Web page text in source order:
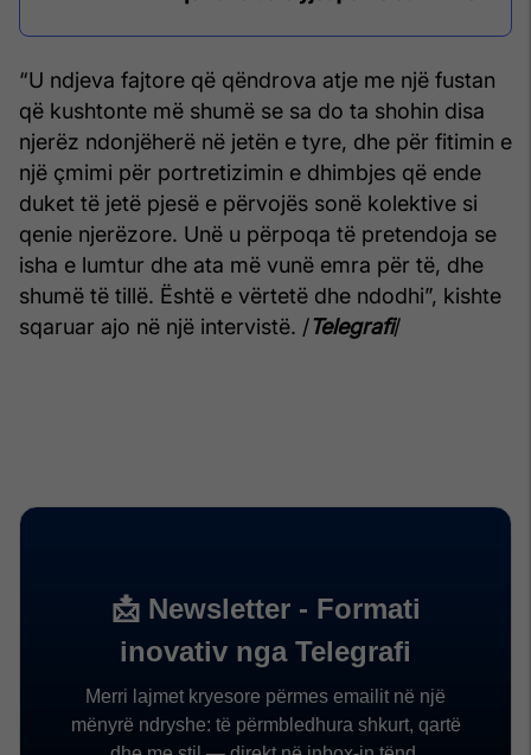
“U ndjeva fajtore që qëndrova atje me një fustan
që kushtonte më shumë se sa do ta shohin disa
njerëz ndonjëherë në jetën e tyre, dhe për fitimin e
një çmimi për portretizimin e dhimbjes që ende
duket të jetë pjesë e përvojës sonë kolektive si
qenie njerëzore. Unë u përpoqa të pretendoja se
isha e lumtur dhe ata më vunë emra për të, dhe
shumë të tillë. Është e vërtetë dhe ndodhi”, kishte
sqaruar ajo në një intervistë. /Telegrafi/